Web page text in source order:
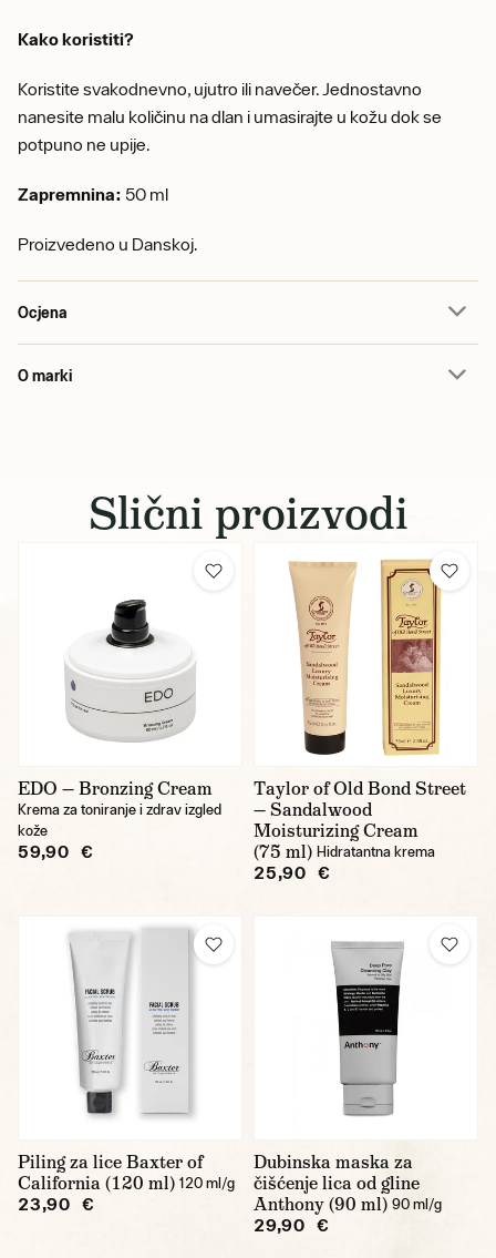
Kako koristiti?
Koristite svakodnevno, ujutro ili navečer. Jednostavno
nanesite malu količinu na dlan i umasirajte u kožu dok se
potpuno ne upije.
Zapremnina: 50 ml
Proizvedeno u Danskoj.
Ocjena
O marki
Slični proizvodi
EDO — Bronzing Cream
Krema za toniranje i zdrav izgled
kože
59,90 €
Taylor of Old Bond Street
— Sandalwood
Moisturizing Cream
(75 ml) Hidratantna krema
25,90 €
Piling za lice Baxter of
California (120 ml) 120 ml/g
23,90 €
Dubinska maska za
čišćenje lica od gline
Anthony (90 ml) 90 ml/g
29,90 €